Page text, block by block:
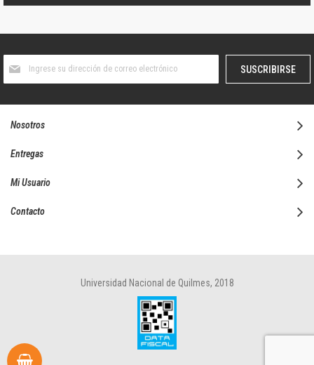
boletín
SUSCRIBIRSE
Nosotros
Entregas
Mi Usuario
Contacto
Universidad Nacional de Quilmes, 2018